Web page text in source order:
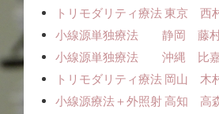
トリモダリティ療法 東京 西
小線源単独療法 静岡 藤
小線源単独療法 沖縄 比
トリモダリティ療法 岡山 木
小線源療法＋外照射 高知 高